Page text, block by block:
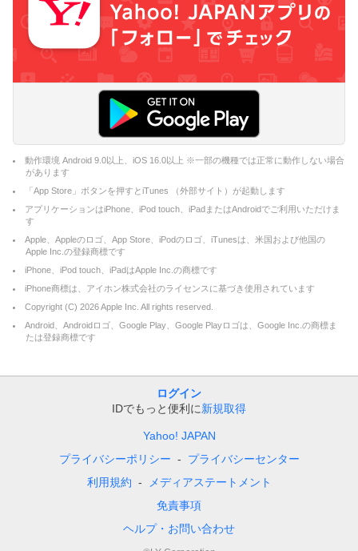
動作環境 Android 9.0以上、iOS 16.0以上 ※一部の機種では正常に動作しない場合
があります
「App Store」ボタンを押すとiTunes （外部サイト）が起動します
アプリケーションはiPhone、iPod touch、iPadまたはAndroidでご利用いただけま
す
Apple、Appleのロゴ、App Store、iPodのロゴ、iTunesは、米国および他国の
Apple Inc.の登録商標です
iPhone、iPod touch、iPadはApple Inc.の商標です
iPhone商標は、アイホン株式会社のライセンスに基づき使用されています
Copyright (C) 2026Apple Inc. All rights reserved.
Android、Androidロゴ、Google Play、Google Playロゴは、Google Inc.の商標ま
たは登録商標です
ログイン
IDでもっと便利に新規取得
Yahoo! JAPAN
プライバシーポリシー
プライバシーセンター
利用規約
メディアステートメント
免責事項
ヘルプ・お問い合わせ